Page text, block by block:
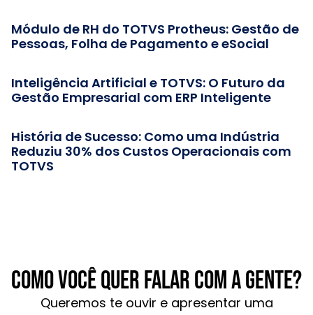
Módulo de RH do TOTVS Protheus: Gestão de
Pessoas, Folha de Pagamento e eSocial
Inteligência Artificial e TOTVS: O Futuro da
Gestão Empresarial com ERP Inteligente
História de Sucesso: Como uma Indústria
Reduziu 30% dos Custos Operacionais com
TOTVS
Como você quer falar com a gente?
Queremos te ouvir e apresentar uma